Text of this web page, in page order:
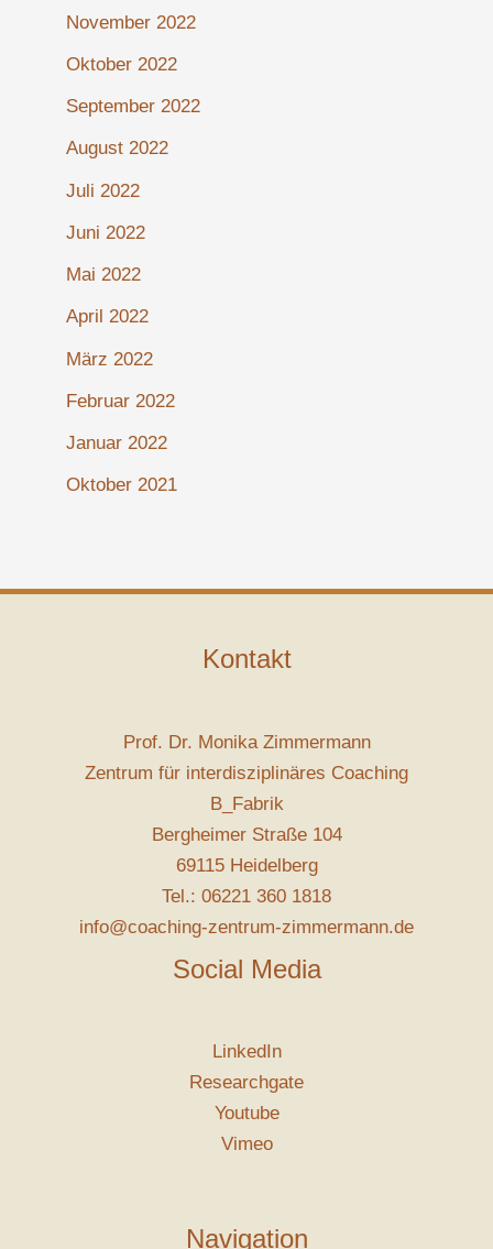
November 2022
Oktober 2022
September 2022
August 2022
Juli 2022
Juni 2022
Mai 2022
April 2022
März 2022
Februar 2022
Januar 2022
Oktober 2021
Kontakt
Prof. Dr. Monika Zimmermann
Zentrum für interdisziplinäres Coaching
B_Fabrik
Bergheimer Straße 104
69115 Heidelberg
Tel.: 06221 360 1818
info@coaching-zentrum-zimmermann.de
Social Media
LinkedIn
Researchgate
Youtube
Vimeo
Navigation